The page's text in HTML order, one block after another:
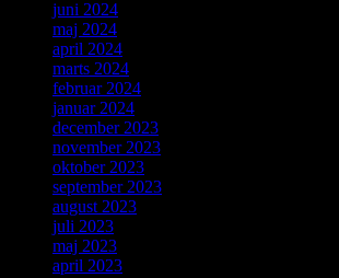
juni 2024
maj 2024
april 2024
marts 2024
februar 2024
januar 2024
december 2023
november 2023
oktober 2023
september 2023
august 2023
juli 2023
maj 2023
april 2023